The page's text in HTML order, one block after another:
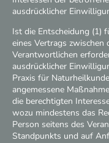
ausdrücklicher
Ist die Entscheidung (1)
eines Vertrags
Verantwortlichen
ausdrücklicher
Praxis für
angemessene
die berechtigten
wozu mindestens das
Person seitens des
Standpunkts und auf